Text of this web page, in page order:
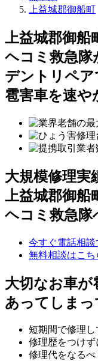
上益城郡御船町
上益城郡御船
ヘコミ救急隊
デントリペア
雹害車を速や
大規模修理実
上益城郡御船
ヘコミ救急隊
今すぐ電話相談
無料相談はこち
大切なお車が
あってしまっ
短期間で修理し
修理歴をつけ
修理代をなる